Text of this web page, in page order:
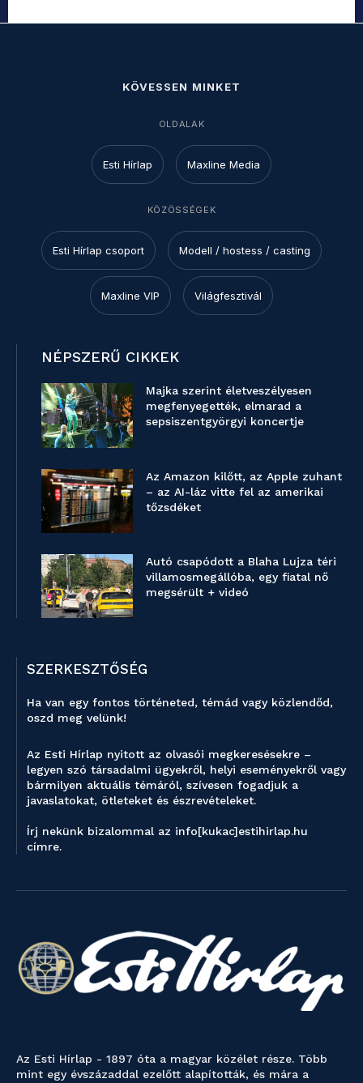
KÖVESSEN MINKET
OLDALAK
Esti Hírlap Maxline Media
KÖZÖSSÉGEK
Esti Hírlap csoport Modell / hostess / casting
Maxline VIP Világfesztivál
NÉPSZERŰ CIKKEK
Majka szerint életveszélyesen
megfenyegették, elmarad a
sepsiszentgyörgyi koncertje
Az Amazon kilőtt, az Apple zuhant
– az AI-láz vitte fel az amerikai
tőzsdéket
Autó csapódott a Blaha Lujza téri
villamosmegállóba, egy fiatal nő
megsérült + videó
SZERKESZTŐSÉG
Ha van egy fontos történeted, témád vagy közlendőd,
oszd meg velünk!
Az Esti Hírlap nyitott az olvasói megkeresésekre –
legyen szó társadalmi ügyekről, helyi eseményekről vagy
bármilyen aktuális témáról, szívesen fogadjuk a
javaslatokat, ötleteket és észrevételeket.
Írj nekünk bizalommal az info[kukac]estihirlap.hu
címre.
Az Esti Hírlap - 1897 óta a magyar közélet része. Több
mint egy évszázaddal ezelőtt alapították, és mára a